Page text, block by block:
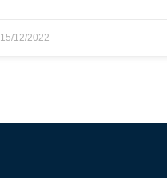
15/12/2022